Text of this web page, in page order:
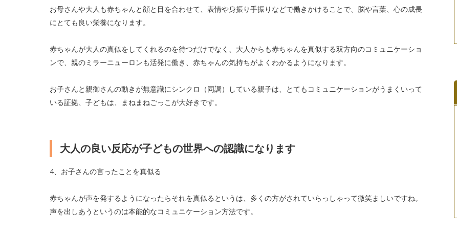
お母さんや大人も赤ちゃんと顔と目を合わせて、表情や身振り手振りなどで働きかけることで、脳や言葉、心の成長
にとても良い栄養になります。
赤ちゃんが大人の真似をしてくれるのを待つだけでなく、大人からも赤ちゃんを真似する双方向のコミュニケーショ
ンで、親のミラーニューロンも活発に働き、赤ちゃんの気持ちがよくわかるようになります。
お子さんと親御さんの動きが無意識にシンクロ（同調）している親子は、とてもコミュニケーションがうまくいって
いる証拠、子どもは、まねまねごっこが大好きです。
大人の良い反応が子どもの世界への認識になります
4、お子さんの言ったことを真似る
赤ちゃんが声を発するようになったらそれを真似るというは、多くの方がされていらっしゃって微笑ましいですね。
声を出しあうというのは本能的なコミュニケーション方法です。